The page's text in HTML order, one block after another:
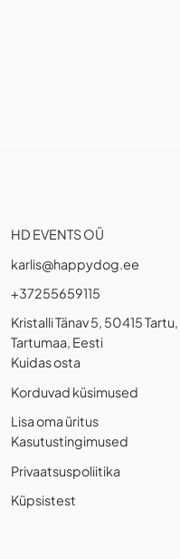
HD EVENTS OÜ
karlis@happydog.ee
+37255659115
Kristalli Tänav 5, 50415
Tartumaa, Eesti
Kuidas osta
Korduvad küsimused
Lisa oma üritus
Kasutustingimused
Privaatsuspoliitika
Küpsistest